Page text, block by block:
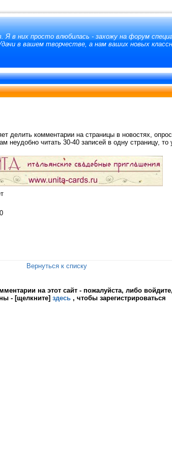
Я в них просто влюбилась - захожу на форум
в вашем творчестве, а нам ваших новых
делить комментарии на страницы в новостях,
неудобно читать 30-40 записей в одну страницу, то
Вернуться к списку
на этот сайт - пожалуйста, либо
- [щелкните] здесь, чтобы зарегистрироваться